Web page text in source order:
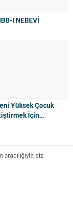
I NEBEVİ
Yüksek Çocuk
İçin…
siz